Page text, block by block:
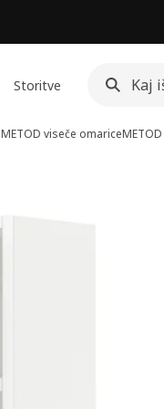
Storitve
METOD viseče omariceMETOD